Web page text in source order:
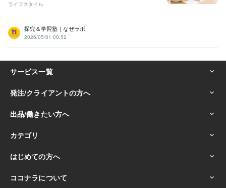
ライフスタイル
探究＆学習塾｜なぜラボ
2026/05/01 00:52